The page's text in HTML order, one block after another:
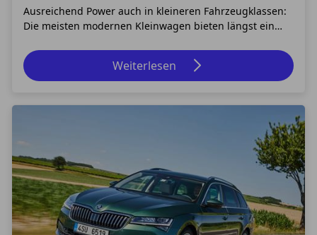
Fabia
Ausreichend Power auch in kleineren Fahrzeugklassen:
Die meisten modernen Kleinwagen bieten längst ein
problemlos ermöglicht. Umso angenehmer lassen sich
diese bewältigen, wenn auch der Antrieb dazu passt.
Dabei lässt sich ein Motor mit ausreichen
Weiterlesen